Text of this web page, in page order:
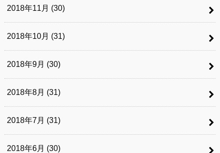
2018年11月 (30)
2018年10月 (31)
2018年9月 (30)
2018年8月 (31)
2018年7月 (31)
2018年6月 (30)